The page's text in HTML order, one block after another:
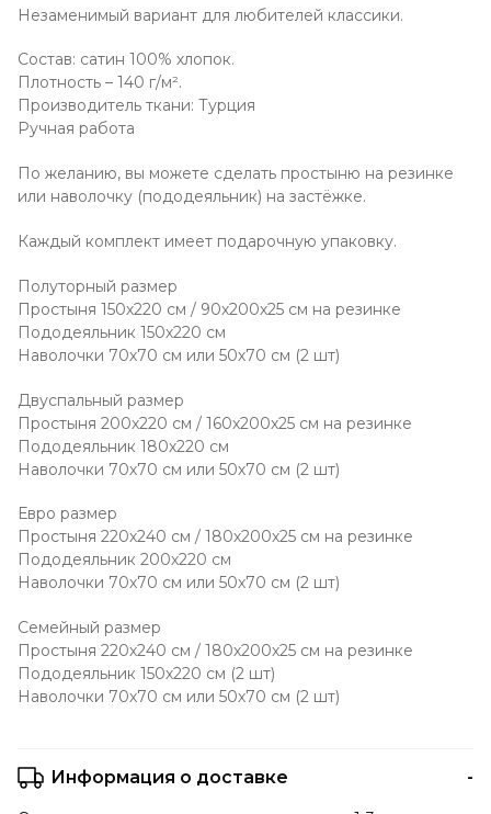
Незаменимый вариант для любителей классики.
Состав: сатин 100% хлопок.
Плотность – 140 г/м².
Производитель ткани: Турция
Ручная работа
По желанию, вы можете сделать простыню на резинке
или наволочку (пододеяльник) на застёжке.
Каждый комплект имеет подарочную упаковку.
Полуторный размер
Простыня 150х220 см / 90х200х25 см на резинке
Пододеяльник 150х220 см
Наволочки 70х70 см или 50х70 см (2 шт)
Двуспальный размер
Простыня 200х220 см / 160х200х25 см на резинке
Пододеяльник 180х220 см
Наволочки 70х70 см или 50х70 см (2 шт)
Евро размер
Простыня 220х240 см / 180х200х25 см на резинке
Пододеяльник 200х220 см
Наволочки 70х70 см или 50х70 см (2 шт)
Семейный размер
Простыня 220х240 см / 180х200х25 см на резинке
Пододеяльник 150х220 см (2 шт)
Наволочки 70х70 см или 50х70 см (2 шт)
Информация о доставке